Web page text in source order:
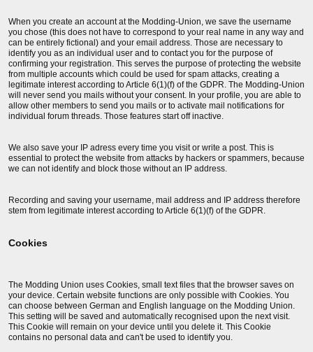
When you create an account at the Modding-Union, we save the username
you chose (this does not have to correspond to your real name in any way and
can be entirely fictional) and your email address. Those are necessary to
identify you as an individual user and to contact you for the purpose of
confirming your registration. This serves the purpose of protecting the website
from multiple accounts which could be used for spam attacks, creating a
legitimate interest according to Article 6(1)(f) of the GDPR. The Modding-Union
will never send you mails without your consent. In your profile, you are able to
allow other members to send you mails or to activate mail notifications for
individual forum threads. Those features start off inactive.
We also save your IP adress every time you visit or write a post. This is
essential to protect the website from attacks by hackers or spammers, because
we can not identify and block those without an IP address.
Recording and saving your username, mail address and IP address therefore
stem from legitimate interest according to Article 6(1)(f) of the GDPR.
Cookies
The Modding Union uses Cookies, small text files that the browser saves on
your device. Certain website functions are only possible with Cookies. You
can choose between German and English language on the Modding Union.
This setting will be saved and automatically recognised upon the next visit.
This Cookie will remain on your device until you delete it. This Cookie
contains no personal data and can't be used to identify you.